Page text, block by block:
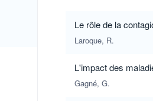
Le rôle de la
Laroque, R.
L'impact des
Gagné, G.